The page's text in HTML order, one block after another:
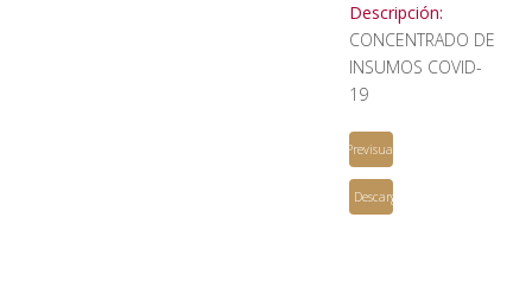
Descripción:
CONCENTRADO DE
INSUMOS COVID-
19
Previsualizar
Descargar